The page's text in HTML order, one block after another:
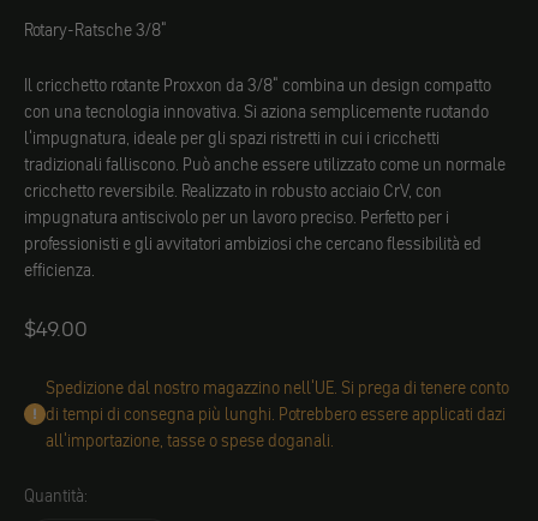
Proxxon
Rotary-Ratsche 3/8"
Il cricchetto rotante Proxxon da 3/8" combina un design compatto
con una tecnologia innovativa. Si aziona semplicemente ruotando
l'impugnatura, ideale per gli spazi ristretti in cui i cricchetti
tradizionali falliscono. Può anche essere utilizzato come un normale
cricchetto reversibile. Realizzato in robusto acciaio CrV, con
impugnatura antiscivolo per un lavoro preciso. Perfetto per i
professionisti e gli avvitatori ambiziosi che cercano flessibilità ed
efficienza.
Angebot
$49.00
Spedizione dal nostro magazzino nell'UE. Si prega di tenere conto
di tempi di consegna più lunghi. Potrebbero essere applicati dazi
all'importazione, tasse o spese doganali.
Quantità: